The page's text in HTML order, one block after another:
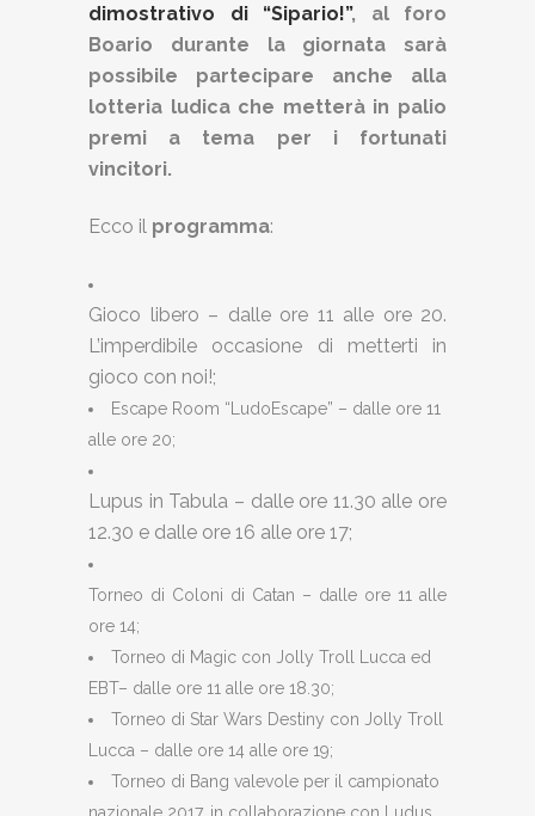
dimostrativo di “Sipario!”, al foro
Boario durante la giornata sarà
possibile partecipare anche alla
lotteria ludica che metterà in palio
premi a tema per i fortunati
vincitori.
Ecco il programma:
Gioco libero – dalle ore 11 alle ore 20.
L’imperdibile occasione di metterti in
gioco con noi!;
Escape Room “LudoEscape” – dalle ore 11
alle ore 20;
Lupus in Tabula – dalle ore 11.30 alle ore
12.30 e dalle ore 16 alle ore 17;
Torneo di Coloni di Catan – dalle ore 11 alle
ore 14;
Torneo di Magic con Jolly Troll Lucca ed
EBT– dalle ore 11 alle ore 18.30;
Torneo di Star Wars Destiny con Jolly Troll
Lucca – dalle ore 14 alle ore 19;
Torneo di Bang valevole per il campionato
nazionale 2017, in collaborazione con Ludus